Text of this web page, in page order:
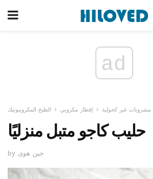
ad
مشروبات غير كحولية إفطار مكروبي الطبخ المكروبيوتيك
حليب كاجو متبل منزليًا
by جين هوى